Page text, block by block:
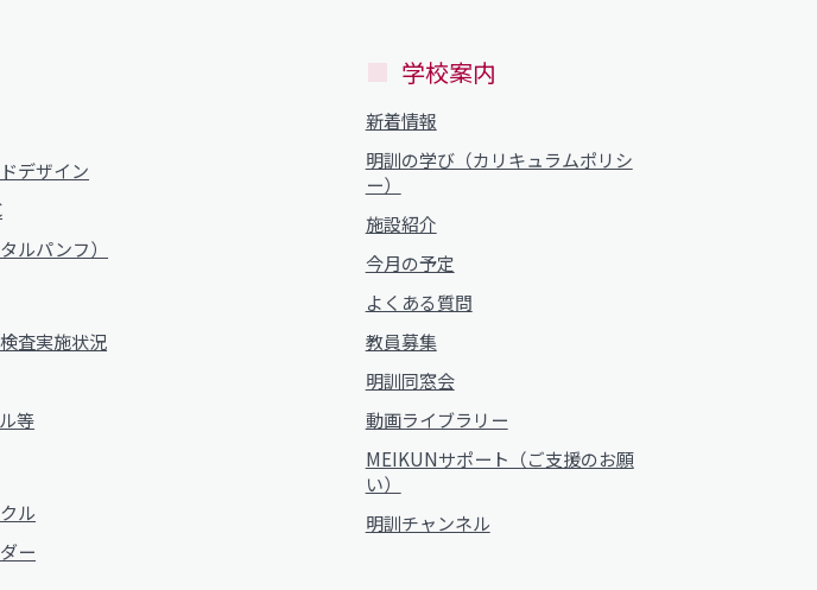
デザイン
ルパンフ）
査実施状況
等
ル
ー
学校案内
新着情報
明訓の学び（カリキュラムポリシ
ー）
施設紹介
今月の予定
よくある質問
教員募集
明訓同窓会
動画ライブラリー
MEIKUNサポート（ご支援のお願
い）
明訓チャンネル